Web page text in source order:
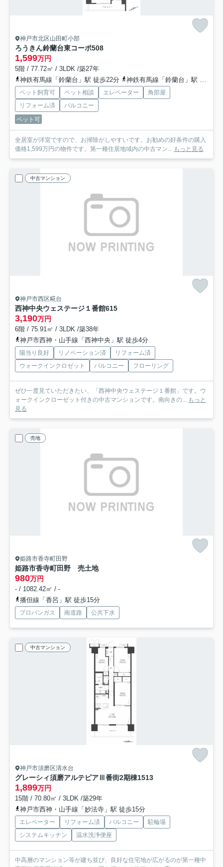
神戸市北区山田町小部
ろうきん鈴蘭台東コーポ508
1,599万円
5階 / 77.72㎡ / 3LDK /築27年
神鉄有馬線「鈴蘭台」駅 徒歩22分
神鉄有馬線「鈴蘭台」駅 バス4分 阪急バス「水源池（兵庫県）」 停歩12分
ペット飼育可 ペット相談 エレベーター
角部屋
リフォーム済
バルコニー
ペット可
全居室が洋室ですので、お掃除がしやすいです。お勧めの好条件の購入
価格1,599万円の物件です。第一種住居地域内の中古マン...
もっと見る
中古マンション
神戸市西区糀台
西神中央ウェステージ１番館615
3,190万円
6階 / 75.91㎡ / 3LDK /築38年
神戸市西神・山手線「西神中央」駅 徒歩4分
陽当り良好 リノベーション済
リフォーム済
ウォークインクロゼット
バルコニー フローリング
ぜひ一度見ていただきたい、「西神中央ウェステージ１番館」です。ウ
ォークインクローゼット付きの中古マンションです。南向きの...
もっと
見る
売地
姫路市香寺町田野
姫路市香寺町田野 売土地
980万円
- / 1082.42㎡ / -
播但線「香呂」駅 徒歩15分
プロパンガス 南道路 公共下水
中古マンション
神戸市須磨区清水台
グレーシィ須磨アルテピアⅢ番街2期棟1513
1,899万円
15階 / 70.80㎡ / 3LDK /築29年
神戸市西神・山手線「妙法寺」駅 徒歩15分
エレベーター リフォーム済 バルコニー
駐輪場
システムキッチン
温水洗浄便座
中高層のマンション等が建ち並び、良好な住宅地が広がるのが第一種中